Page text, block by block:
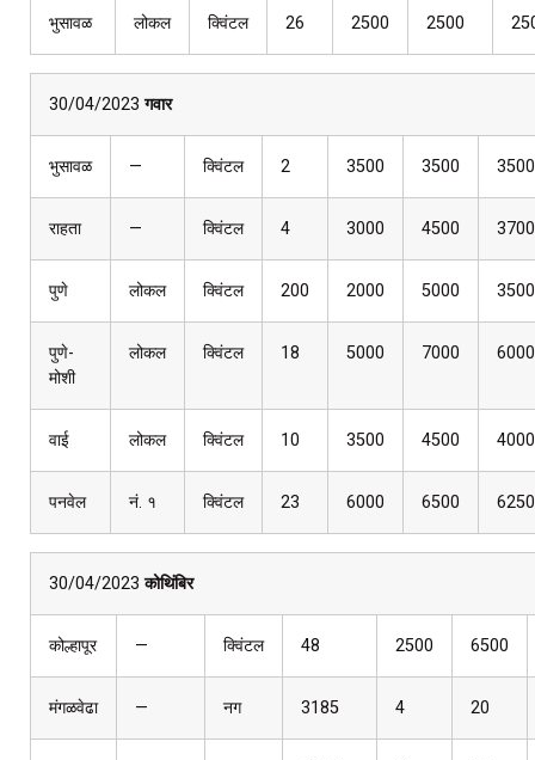
भुसावळ लोकल क्विंटल 26 2500 2500
30/04/2023गवार
भुसावळ — क्विंटल 2 3500 3500 3500
राहता — क्विंटल 4 3000 4500 3700
पुणे लोकल क्विंटल 200 2000 5000 3500
पुणे-
मोशी
लोकल क्विंटल 18 5000 7000 6000
वाई लोकल क्विंटल 10 3500 4500 4000
पनवेल नं. १ क्विंटल 23 6000 6500 6250
30/04/2023कोथिंबिर
कोल्हापूर — क्विंटल 48 2500 6500
मंगळवेढा — नग 3185 4 20